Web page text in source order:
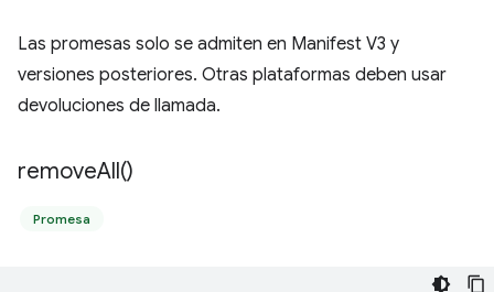
Las promesas solo se admiten en Manifest V3 y
versiones posteriores. Otras plataformas deben usar
devoluciones de llamada.
removeAll()
Promesa